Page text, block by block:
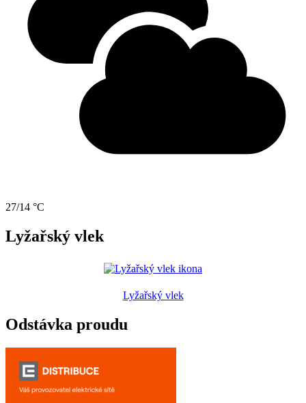
27/14 °C
Lyžařský vlek
Lyžařský vlek
Odstávka proudu